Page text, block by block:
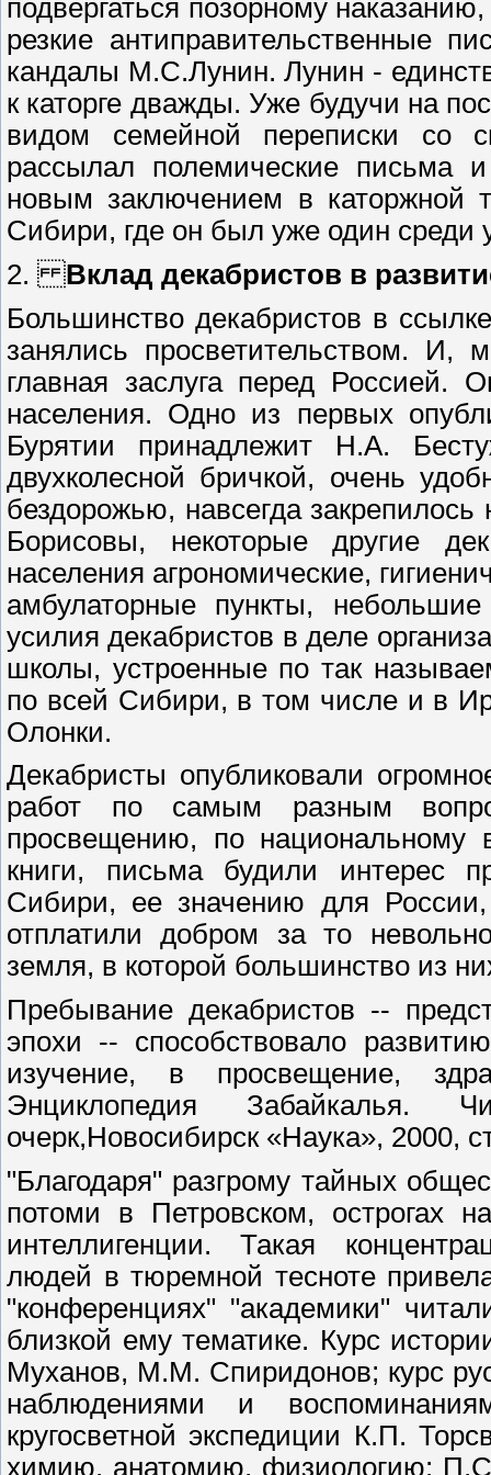
подвергаться позорному
резкие антиправительственные
кандалы М.С.Лунин. Лунин -
к каторге дважды. Уже будучи на
видом семейной переписки со
рассылал полемические письма
новым заключением в
Сибири, где он был уже один среди
2.Вклад декабристов в
Большинство декабристов в
занялись просветительством.
главная заслуга перед Россией.
населения. Одно из первых
Бурятии принадлежит Н.А.
двухколесной бричкой, очень
бездорожью, навсегда
Борисовы, некоторые другие
населения агрономические,
амбулаторные пункты,
усилия декабристов в деле
школы, устроенные по так
по всей Сибири, в том числе и в
Олонки.
Декабристы опубликовали
работ по самым разным
просвещению, по национальному
книги, письма будили интерес
Сибири, ее значению для
отплатили добром за то
земля, в которой большинство из
Пребывание декабристов --
эпохи -- способствовало
изучение, в просвещение,
Энциклопедия
очерк,Новосибирск «Наука», 2000,
"Благодаря" разгрому тайных
потоми в Петровском, острогах
интеллигенции. Такая
людей в тюремной тесноте
"конференциях" "академики"
близкой ему тематике. Курс
Муханов, М.М. Спиридонов; курс
наблюдениями и
кругосветной экспедиции К.П.
химию, анатомию, физиологию;